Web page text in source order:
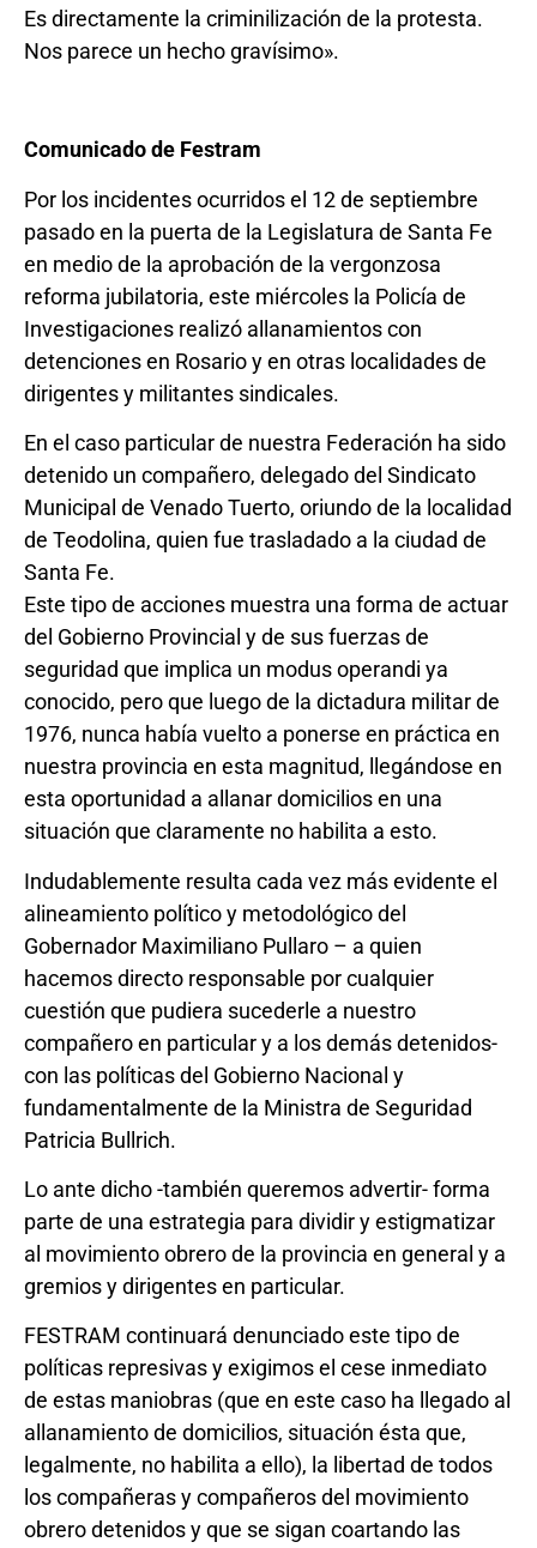
Es directamente la criminilización de la protesta.
Nos parece un hecho gravísimo».
Comunicado de Festram
Por los incidentes ocurridos el 12 de septiembre
pasado en la puerta de la Legislatura de Santa Fe
en medio de la aprobación de la vergonzosa
reforma jubilatoria, este miércoles la Policía de
Investigaciones realizó allanamientos con
detenciones en Rosario y en otras localidades de
dirigentes y militantes sindicales.
En el caso particular de nuestra Federación ha sido
detenido un compañero, delegado del Sindicato
Municipal de Venado Tuerto, oriundo de la localidad
de Teodolina, quien fue trasladado a la ciudad de
Santa Fe.
Este tipo de acciones muestra una forma de actuar
del Gobierno Provincial y de sus fuerzas de
seguridad que implica un modus operandi ya
conocido, pero que luego de la dictadura militar de
1976, nunca había vuelto a ponerse en práctica en
nuestra provincia en esta magnitud, llegándose en
esta oportunidad a allanar domicilios en una
situación que claramente no habilita a esto.
Indudablemente resulta cada vez más evidente el
alineamiento político y metodológico del
Gobernador Maximiliano Pullaro – a quien
hacemos directo responsable por cualquier
cuestión que pudiera sucederle a nuestro
compañero en particular y a los demás detenidos-
con las políticas del Gobierno Nacional y
fundamentalmente de la Ministra de Seguridad
Patricia Bullrich.
Lo ante dicho -también queremos advertir- forma
parte de una estrategia para dividir y estigmatizar
al movimiento obrero de la provincia en general y a
gremios y dirigentes en particular.
FESTRAM continuará denunciado este tipo de
políticas represivas y exigimos el cese inmediato
de estas maniobras (que en este caso ha llegado al
allanamiento de domicilios, situación ésta que,
legalmente, no habilita a ello), la libertad de todos
los compañeras y compañeros del movimiento
obrero detenidos y que se sigan coartando las